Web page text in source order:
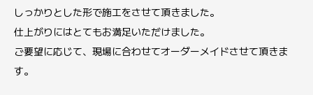
しっかりとした形で施工をさせて頂きました。
仕上がりにはとてもお満足いただけました。
ご要望に応じて、現場に合わせてオーダーメイドさせて頂きま
す。